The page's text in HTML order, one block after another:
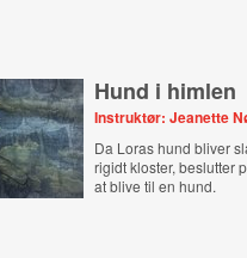
Hund i himlen
Instruktør: Jeanette
Da Loras hund bliver
rigidt kloster, beslutter
at blive til en hund.